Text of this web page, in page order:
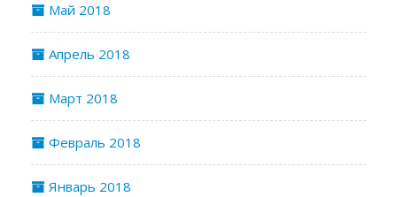
Май 2018
Апрель 2018
Март 2018
Февраль 2018
Январь 2018